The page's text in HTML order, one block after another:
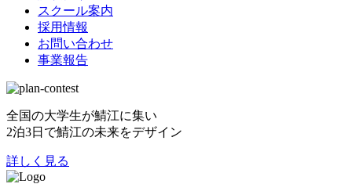
スクール案内
採用情報
お問い合わせ
事業報告
全国の大学生が鯖江に集い
2泊3日で鯖江の未来をデザイン
詳しく見る